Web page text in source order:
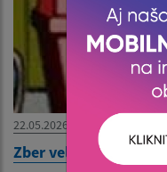
22.05.2026
Zber